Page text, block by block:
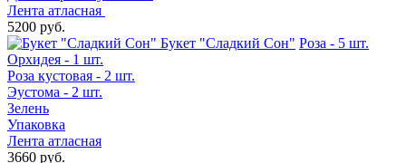
Лента атласная
5200 руб.
Букет "Сладкий Сон" Роза - 5 шт.
Орхидея - 1 шт.
Роза кустовая - 2 шт.
Эустома - 2 шт.
Зелень
Упаковка
Лента атласная
3660 руб.